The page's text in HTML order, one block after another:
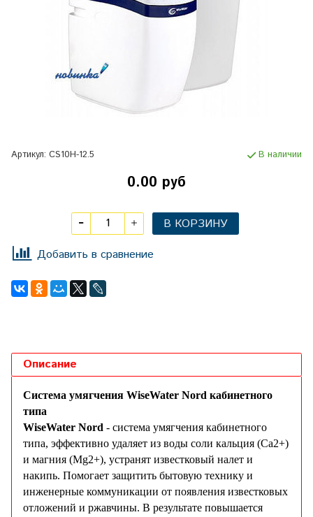
Артикул: CS10H-12.5 В наличии
0.00 руб
В КОРЗИНУ
Добавить в сравнение
Описание
Система умягчения WiseWater Nord кабинетного
типа
WiseWater Nord - система умягчения кабинетного
типа, эффективно удаляет из воды соли кальция (Ca2+)
и магния (Mg2+), устранят известковый налет и
накипь. Помогает защитить бытовую технику и
инженерные коммуникации от появления известковых
отложений и ржавчины. В результате повышается